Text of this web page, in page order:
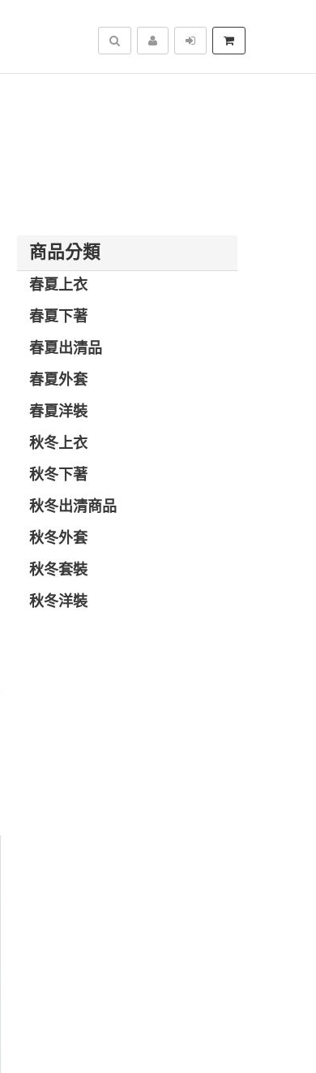
搜尋
商品分類
春夏上衣
春夏下著
春夏出清品
春夏外套
春夏洋裝
秋冬上衣
秋冬下著
秋冬出清商品
秋冬外套
秋冬套裝
秋冬洋裝